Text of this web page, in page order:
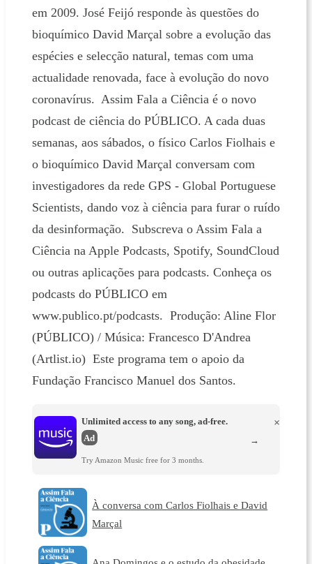
em 2009. José Feijó responde às questões do
bioquímico David Marçal sobre a evolução das
espécies e selecção natural, temas com uma
actualidade renovada, face à evolução do novo
coronavírus. Assim Fala a Ciência é o novo
podcast de ciência do PÚBLICO. A cada duas
semanas, aos sábados, o físico Carlos Fiolhais e
o bioquímico David Marçal conversam com
investigadores da rede GPS - Global Portuguese
Scientists, dando voz à ciência para furar o ruído
da desinformação. Subscreva o Assim Fala a
Ciência na Apple Podcasts, Spotify, SoundCloud
ou outras aplicações para podcasts. Conheça os
podcasts do PÚBLICO em
www.publico.pt/podcasts. Produção: Aline Flor
(PÚBLICO) / Música: Francesco D'Andrea
(Artlist.io) Este programa tem o apoio da
Fundação Francisco Manuel dos Santos.
Unlimited access to any song, ad-free.
Ad
Try Amazon Music free for 3 months.
×
→
À conversa com Carlos Fiolhais e David
Marçal